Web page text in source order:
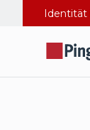
Identität